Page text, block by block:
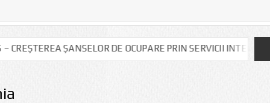
ȘANSELOR DE OCUPARE PRIN SERVICII INTEGRATE”